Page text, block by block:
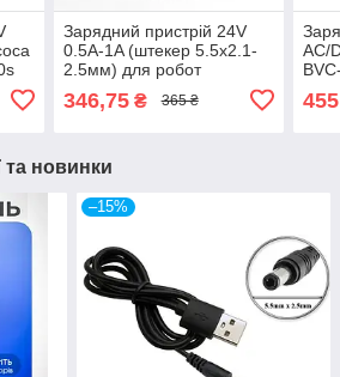
Зарядний пристрій 24V
0.5A-1A (штекер 5.5x2.1-
2.5мм) для робот
пылесоса REDMOND RV-
R280, RV-R290, RV-R300,
346,75₴ 365 ₴
AC/
та новинки
–15%